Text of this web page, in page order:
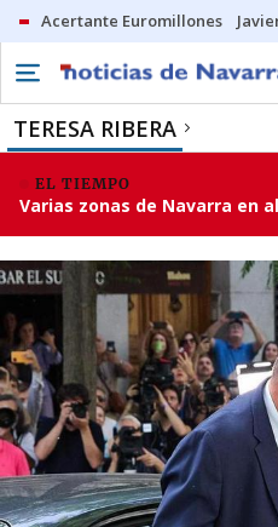
Acertante Euromillones
TERESA RIBERA
EL TIEMPO
Varias zonas de Navarra en